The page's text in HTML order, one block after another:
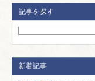
記事を探す
新着記事